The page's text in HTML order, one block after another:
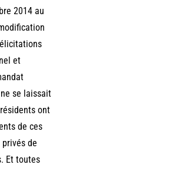
2014 au
et
se laissait
ont
de ces
de
Et toutes